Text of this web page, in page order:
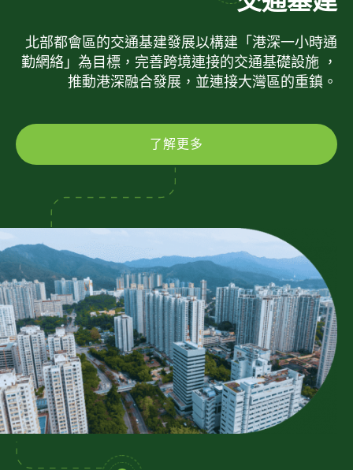
北部都會區的交通基建發展以構建「港深一小時通
勤網絡」為目標，完善跨境連接的交通基礎設施 ，
推動港深融合發展，並連接大灣區的重鎮。
了解更多